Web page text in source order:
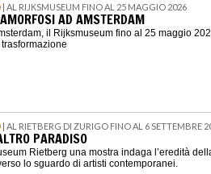
| AL RIJKSMUSEUM FINO AL 25 MAGGIO 2026
AD AMSTERDAM
il Rijksmuseum fino al 25 maggio
| AL RIETBERG DI ZURIGO FINO AL 6 SETTEMBRE
PARADISO
Rietberg una mostra indaga l’eredità
lo sguardo di artisti contemporanei.